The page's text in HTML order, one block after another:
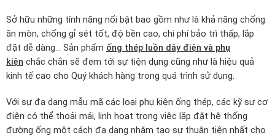
Sở hữu những tính năng nổi bật bao gồm như là khả năng chống
ăn mòn, chống gỉ sét tốt, độ bền cao, chi phí bảo trì thấp, lắp
đặt dễ dàng… Sản phẩm ống thép luồn dây điện và phụ
kiện chắc chắn sẽ đem tới sự tiện dụng cũng như là hiệu quả
kinh tế cao cho Quý khách hàng trong quá trình sử dụng.
Với sự đa dạng mẫu mã các loại phụ kiện ống thép, các kỹ sư cơ
điện có thể thoải mái, linh hoạt trong việc lắp đặt hệ thống
đường ống một cách đa dạng nhằm tạo sự thuận tiện nhất cho